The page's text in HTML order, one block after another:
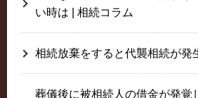
い時は | 相続コラム
相続放棄をすると代襲相続が発
葬儀後に被相続人の借金が発覚